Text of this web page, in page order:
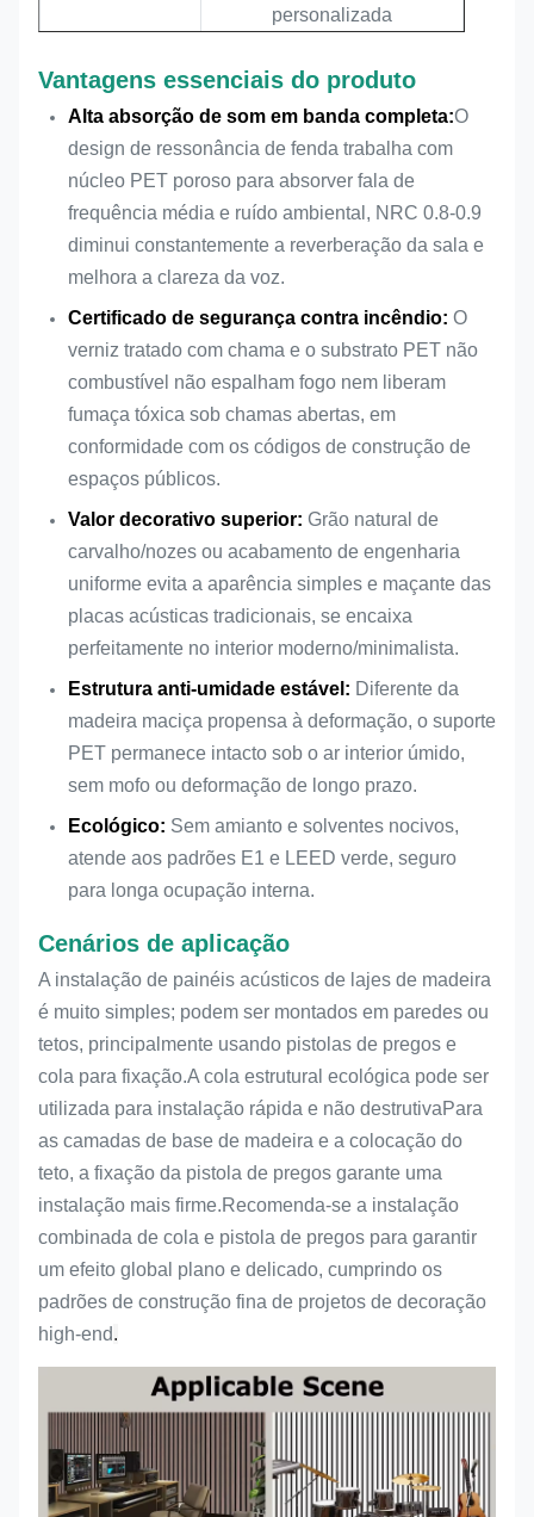
personalizada
Acaba.
PVC, facetas naturais,
facetas de engenharia
CNR 0.9
Função central
Absorção de Som e
Decoração Interior
Serviços
personalizados
Tamanho, acabamento, cor
personalizável
Resistência ao
fogo
Retardante de chama
opcional
Nível
ambiental
Baixo COV, ecológico
Função central
Absorção de Som e
Decoração Interior
Certificado
CE, FSC, EN 13501-1 B,
ASTM E84, Classe A,
Vantagens essenciais do produto
Alta absorção de som em banda completa:O
design de ressonância de fenda trabalha com
núcleo PET poroso para absorver fala de
frequência média e ruído ambiental, NRC 0.8-0.9
diminui constantemente a reverberação da sala e
melhora a clareza da voz.
Certificado de segurança contra incêndio: O
verniz tratado com chama e o substrato PET não
combustível não espalham fogo nem liberam
fumaça tóxica sob chamas abertas, em
conformidade com os códigos de construção de
espaços públicos.
Valor decorativo superior: Grão natural de
carvalho/nozes ou acabamento de engenharia
uniforme evita a aparência simples e maçante das
placas acústicas tradicionais, se encaixa
perfeitamente no interior moderno/minimalista.
Estrutura anti-umidade estável: Diferente da
madeira maciça propensa à deformação, o suporte
PET permanece intacto sob o ar interior úmido,
sem mofo ou deformação de longo prazo.
Ecológico: Sem amianto e solventes nocivos,
atende aos padrões E1 e LEED verde, seguro
para longa ocupação interna.
Cenários de aplicação
A instalação de painéis acústicos de lajes de madeira
é muito simples; podem ser montados em paredes ou
tetos, principalmente usando pistolas de pregos e
cola para fixação.A cola estrutural ecológica pode ser
utilizada para instalação rápida e não destrutivaPara
as camadas de base de madeira e a colocação do
teto, a fixação da pistola de pregos garante uma
instalação mais firme.Recomenda-se a instalação
combinada de cola e pistola de pregos para garantir
um efeito global plano e delicado, cumprindo os
padrões de construção fina de projetos de decoração
high-end.